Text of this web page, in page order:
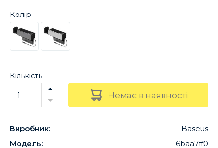
Колір
Кількість
Немає в наявності
Виробник:
Baseus
Модель:
6baa7ff0